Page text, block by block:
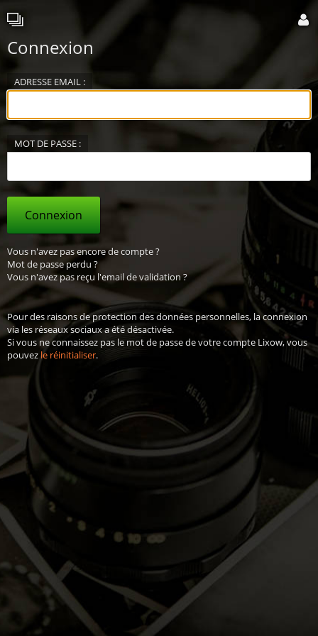
Connexion
ADRESSE EMAIL :
MOT DE PASSE :
Connexion
Vous n'avez pas encore de compte ?
Mot de passe perdu ?
Vous n'avez pas reçu l'email de validation ?
Pour des raisons de protection des données personnelles, la connexion
via les réseaux sociaux a été désactivée.
Si vous ne connaissez pas le mot de passe de votre compte Lixow, vous
pouvezle réinitialiser.